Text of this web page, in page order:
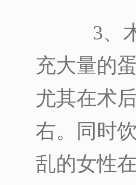
3、术
充大量的
尤其在术
右。同时
乱的女性